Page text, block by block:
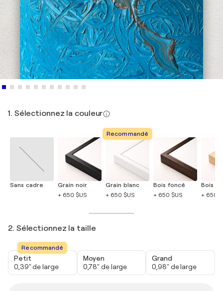
1. Sélectionnez la couleur
Sans cadre
Grain noir
+ 650 $US
Recommandé
Grain blanc
+ 650 $US
Bois foncé
+ 650 $US
Bois
+ 650
2. Sélectionnez la taille
Recommandé
Petit
0,39" de large
Moyen
0,78" de large
Grand
0,98" de large